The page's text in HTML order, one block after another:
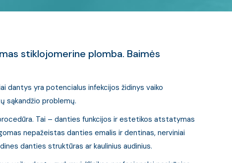
stiklojomerine plomba. Baimės
dantys yra potencialus infekcijos židinys vaiko
sąkandžio problemų.
Tai – danties funkcijos ir estetikos atstatymas
nepažeistas danties emalis ir dentinas, nerviniai
danties struktūras ar kaulinius audinius.